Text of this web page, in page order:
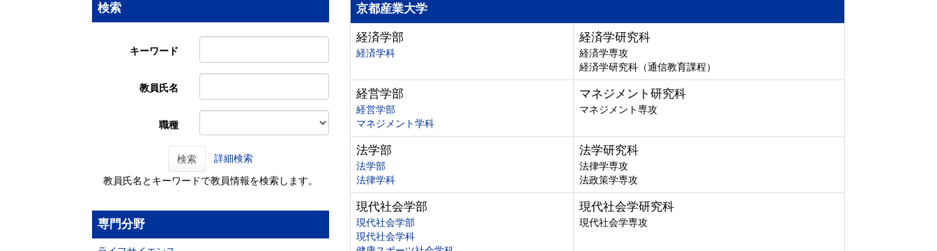
検索
キーワード
教員氏名
職種
検索 詳細検索
教員氏名とキーワードで教員情報を検索します。
専門分野
京都産業大学
経済学部
経済学科
経済学研究科
経済学専攻
経済学研究科（通信教育課程）
経営学部
経営学部
マネジメント学科
マネジメント研究科
マネジメント専攻
法学部
法学部
法律学科
法学研究科
法律学専攻
法政策学専攻
現代社会学部
現代社会学部
現代社会学科
現代社会学研究科
現代社会学専攻